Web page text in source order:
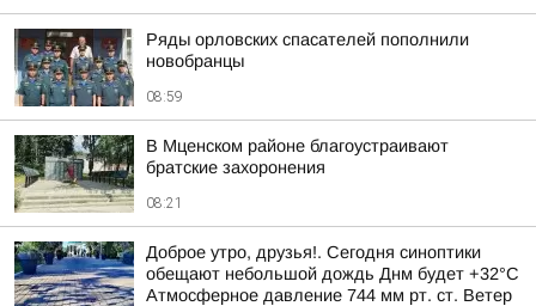
Ряды орловских спасателей пополнили
новобранцы
08:59
В Мценском районе благоустраивают
братские захоронения
08:21
Доброе утро, друзья!. Сегодня синоптики
обещают небольшой дождь Днм будет +32°С
Атмосферное давление 744 мм рт. ст. Ветер